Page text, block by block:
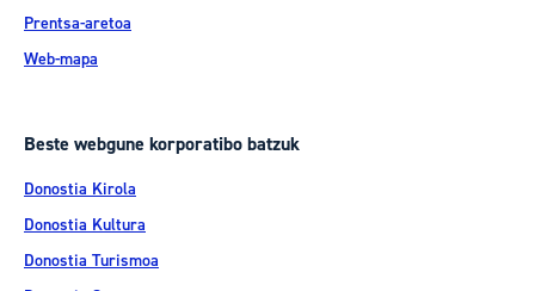
Prentsa-aretoa
Web-mapa
Beste webgune korporatibo batzuk
Donostia Kirola
Donostia Kultura
Donostia Turismoa